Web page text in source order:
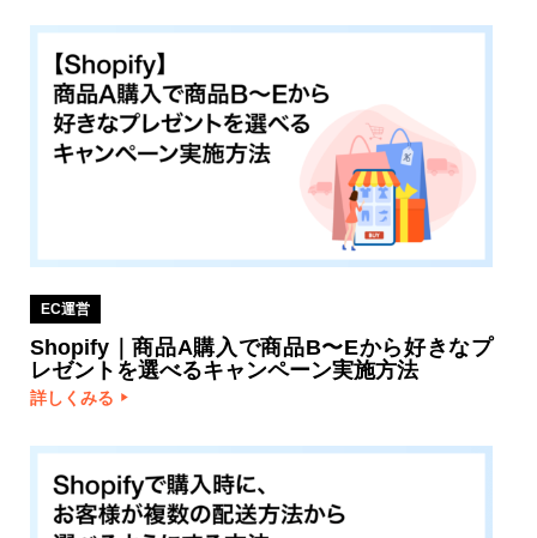
EC運営
Shopify｜商品A購入で商品B〜Eから好きなプ
レゼントを選べるキャンペーン実施方法
詳しくみる